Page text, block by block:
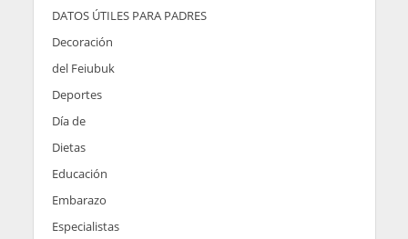
DATOS ÚTILES PARA PADRES
Decoración
del Feiubuk
Deportes
Día de
Dietas
Educación
Embarazo
Especialistas